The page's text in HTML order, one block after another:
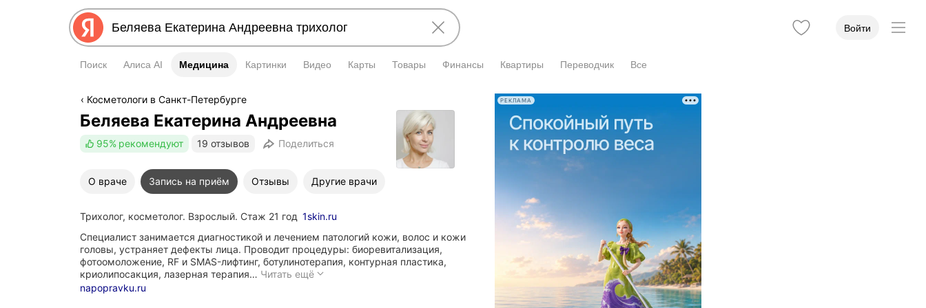
Войти
Поиск Алиса AI Медицина
Медицина Картинки Видео Карты Товары Финансы Квартиры Переводчик Все
Косметологи в Санкт-Петербурге
Беляева Екатерина Андреевна
95% рекомендуют 19 отзывов Поделиться
О враче Запись на приём Отзывы Другие врачи
Трихолог, косметолог. Взрослый. Стаж 21 год 1skin.ru
Специалист занимается диагностикой и лечением патологий кожи, волос и кожи
головы, устраняет дефекты лица. Проводит процедуры: биоревитализация,
фотоомоложение, RF и SMAS-лифтинг, ботулинотерапия, контурная пластика,
криолипосакция, лазерная терапия… Читать ещё
napopravku.ru
РЕКЛАМА